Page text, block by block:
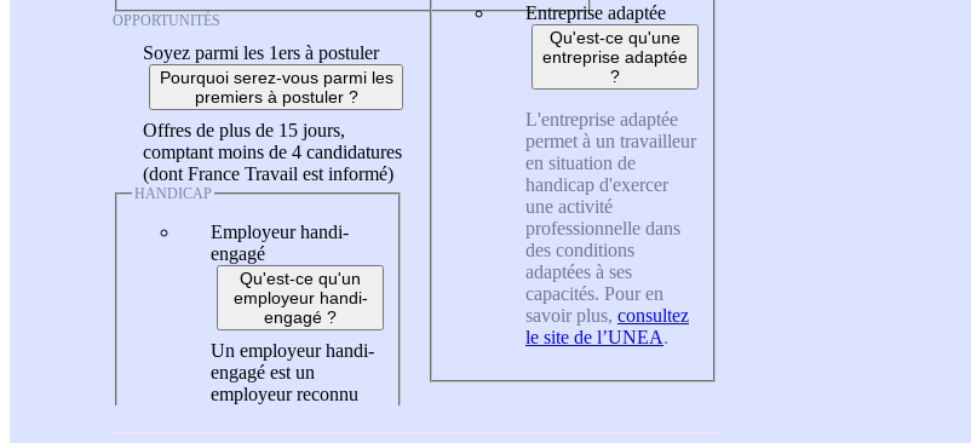
OPPORTUNITÉS
Soyez parmi les 1ers à postuler
Pourquoi serez-vous parmi les
premiers à postuler ?
Offres de plus de 15 jours,
comptant moins de 4 candidatures
(dont France Travail est informé)
HANDICAP
Employeur handi-
engagé
Qu'est-ce qu'un
employeur handi-
engagé ?
Un employeur handi-
engagé est un
employeur reconnu
Entreprise adaptée
Qu'est-ce qu'une
entreprise adaptée
?
L'entreprise adaptée
permet à un travailleur
en situation de
handicap d'exercer
une activité
professionnelle dans
des conditions
adaptées à ses
capacités. Pour en
savoir plus, consultez
le site de l’UNEA.